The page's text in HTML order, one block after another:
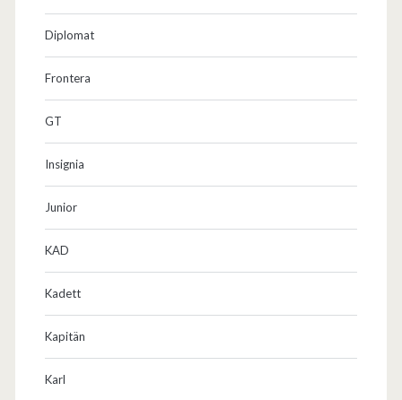
Diplomat
Frontera
GT
Insignia
Junior
KAD
Kadett
Kapitän
Karl